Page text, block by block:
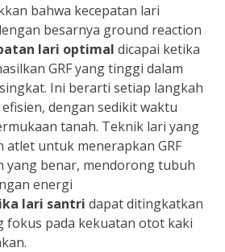
bahwa kecepatan lari
besarnya ground reaction
lari optimal dicapai ketika
GRF yang tinggi dalam
Ini berarti setiap langkah
dengan sedikit waktu
tanah. Teknik lari yang
atlet untuk menerapkan GRF
yang benar, mendorong tubuh
energi
lari santri dapat ditingkatkan
fokus pada kekuatan otot kaki